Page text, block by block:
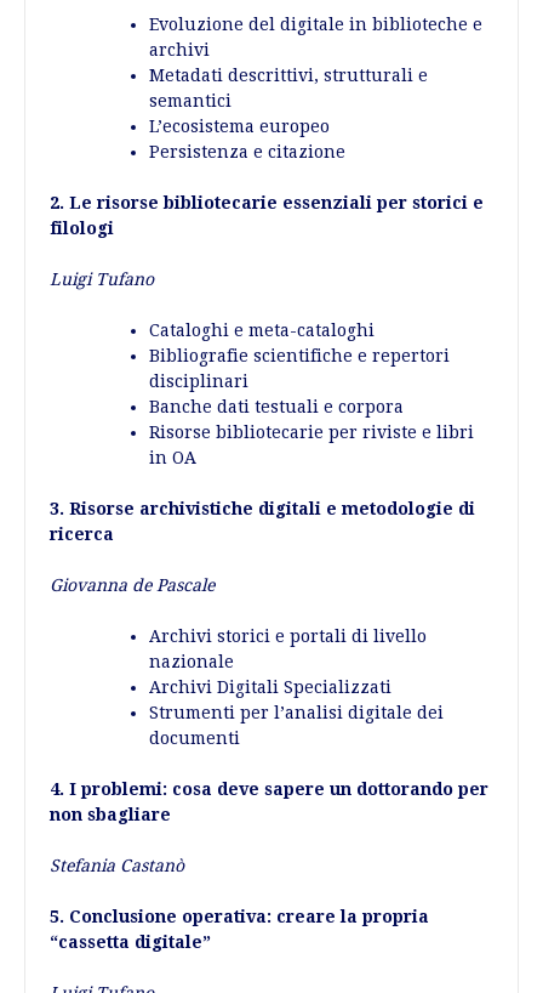
Evoluzione del digitale in biblioteche e
archivi
Metadati descrittivi, strutturali e
semantici
L’ecosistema europeo
Persistenza e citazione
2. Le risorse bibliotecarie essenziali per storici e
filologi
Luigi Tufano
Cataloghi e meta-cataloghi
Bibliografie scientifiche e repertori
disciplinari
Banche dati testuali e corpora
Risorse bibliotecarie per riviste e libri
in OA
3. Risorse archivistiche digitali e metodologie di
ricerca
Giovanna de Pascale
Archivi storici e portali di livello
nazionale
Archivi Digitali Specializzati
Strumenti per l’analisi digitale dei
documenti
4. I problemi: cosa deve sapere un dottorando per
non sbagliare
Stefania Castanò
5. Conclusione operativa: creare la propria
“cassetta digitale”